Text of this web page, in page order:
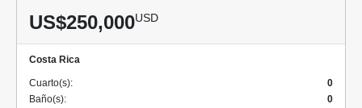
US$250,000USD
Costa Rica
Cuarto(s):
0
Baño(s):
0